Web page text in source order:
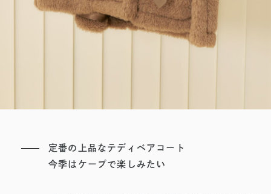
定番の上品なテディベアコート
今季はケープで楽しみたい